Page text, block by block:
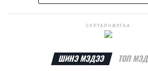
E-Mongolia системээр бүртгэнэ.
Нэгдүгээр ангийн элсэлт
2026 оны 8 дугаар сарын
СУРТАЛЧИЛГАА
ШИНЭ МЭДЭЭ ТОП